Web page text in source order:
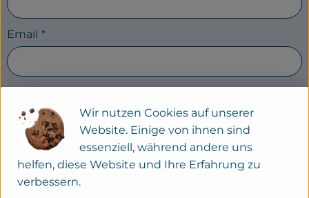
Email *
Lieferterminabsprache)
IBAN *
Wir nutzen Cookies auf unserer
Website. Einige von ihnen sind
essenziell, während andere uns
helfen, diese Website und Ihre Erfahrung zu
verbessern.